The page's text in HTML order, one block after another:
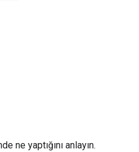
ne yaptığını anlayın.